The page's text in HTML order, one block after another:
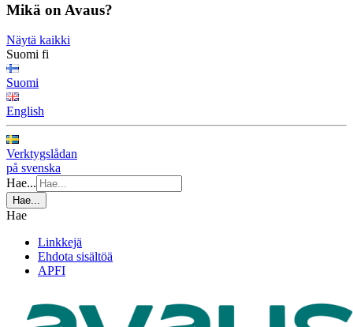
Mikä on Avaus?
Näytä kaikki
Suomi fi
Suomi
English
Verktygslådan
på svenska
Hae...
Hae...
Hae
Linkkejä
Ehdota sisältöä
APFI